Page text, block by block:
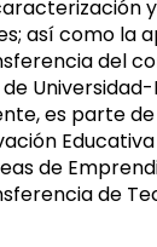
así como la
del
es parte
Educativa
de
de